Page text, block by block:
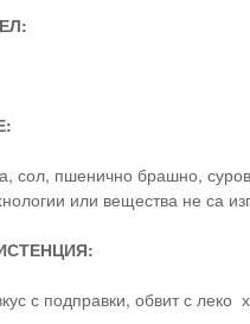
сол, пшенично брашно,
или вещества не са
с подправки, обвит с леко